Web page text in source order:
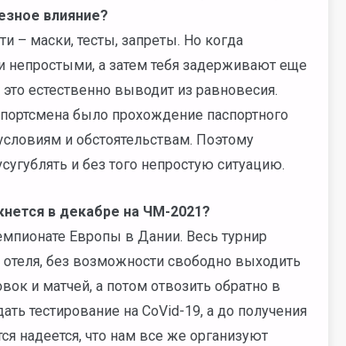
влияние?
– маски, тесты, запреты. Но когда
а затем тебя задерживают еще
естественно выводит из равновесия.
было прохождение паспортного
и обстоятельствам. Поэтому
и без того непростую ситуацию.
в декабре на ЧМ-2021?
Европы в Дании. Весь турнир
без возможности свободно выходить
и матчей, а потом отвозить обратно в
тестирование на CoVid-19, а до получения
надеется, что нам все же организуют